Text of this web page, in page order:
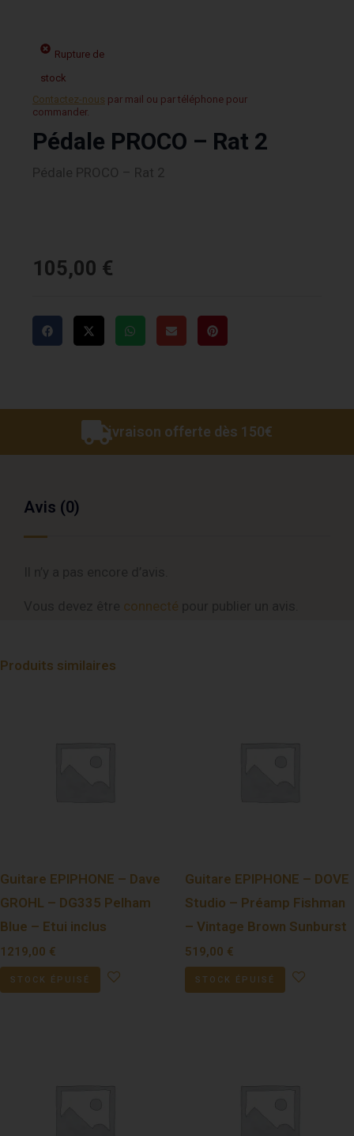
Rupture de
stock
Contactez-nous par mail ou par téléphone pour
commander.
Pédale PROCO – Rat 2
Pédale PROCO – Rat 2
105,00 €
Livraison offerte dès 150€
Avis (0)
connecté
Produits similaires
Guitare EPIPHONE – Dave
GROHL – DG335 Pelham
Blue – Etui inclus
1219,00 €
STOCK ÉPUISÉ
Guitare EPIPHONE – DOVE
Studio – Préamp Fishman
– Vintage Brown Sunburst
519,00 €
STOCK ÉPUISÉ